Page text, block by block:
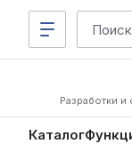
Разработки и
Каталог